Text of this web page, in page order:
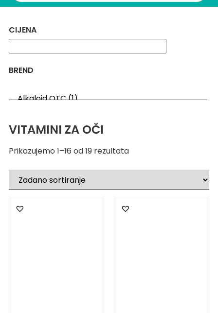
CIJENA
BREND
VITAMINI ZA OČI
Prikazujemo 1–16 od 19 rezultata